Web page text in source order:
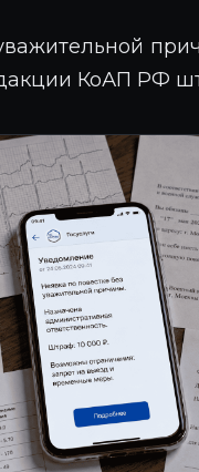
КоАП РФ